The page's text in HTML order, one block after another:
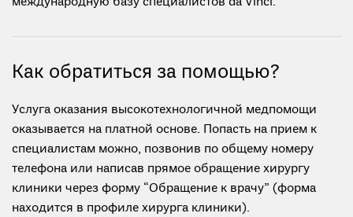
Как обратиться за помощью?
Услуга оказания высокотехнологичной медпомощи
оказывается на платной основе. Попасть на прием к
специалистам можно, позвонив по общему номеру
телефона или написав прямое обращение хирургу
клиники через форму “Обращение к врачу” (форма
находится в профиле хирурга клиники).